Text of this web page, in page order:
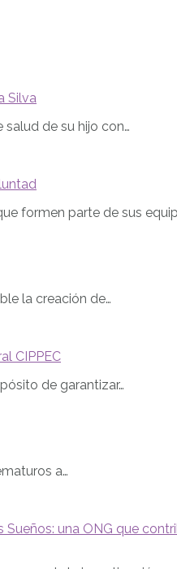
Silva
de su hijo con…
formen parte de sus
la creación de…
CIPPEC
de garantizar…
a…
Sueños: una ONG que